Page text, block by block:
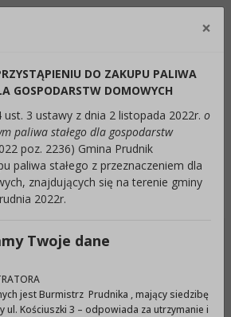
Odstępy:
Zmień odstęp między literami
Zmień interlinię i margines
Reset:
Przywróć
Czytaj tekst
dostępu
×
DO ZAKUPU PALIWA
GOSPODARSTW DOMOWYCH
3 ustawy z dnia 2 listopada 2022r. o
paliwa stałego dla gospodarstw
poz. 2236) Gmina Prudnik
paliwa stałego z przeznaczeniem dla
znajdujących się na terenie gminy
2022r.
Twoje dane
jest Burmistrz Prudnika , mający siedzibę
ul. Kościuszki 3 – odpowiada za utrzymanie i